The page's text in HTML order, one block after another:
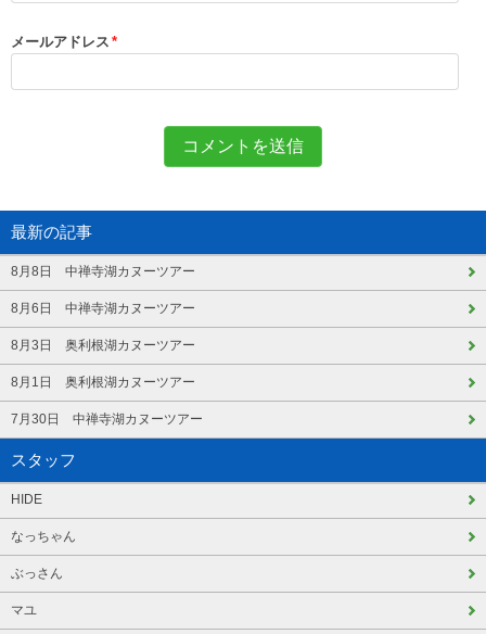
メールアドレス *
最新の記事
8月8日 中禅寺湖カヌーツアー
8月6日 中禅寺湖カヌーツアー
8月3日 奥利根湖カヌーツアー
8月1日 奥利根湖カヌーツアー
7月30日 中禅寺湖カヌーツアー
スタッフ
HIDE
なっちゃん
ぶっさん
マユ